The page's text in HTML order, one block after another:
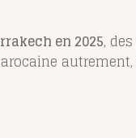
en 2025,